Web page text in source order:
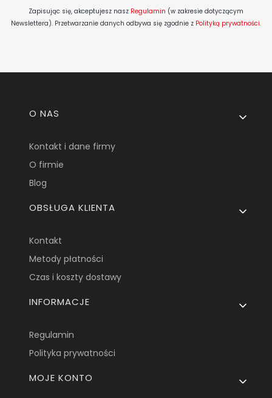
Zapisując się, akceptujesz nasz Regulamin (w zakresie dotyczącym
Newslettera). Przetwarzanie danych odbywa się zgodnie z Polityką prywatności.
Linki w stopce
O NAS
Kontakt i dane firmy
O firmie
Blog
OBSŁUGA KLIENTA
Kontakt
Metody płatności
Czas i koszty dostawy
INFORMACJE
Regulamin
Polityka prywatności
MOJE KONTO